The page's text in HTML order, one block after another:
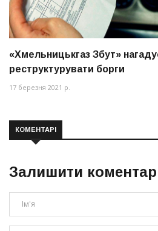
«Хмельницькгаз Збут»
реструктурувати борги
17 березня 2021 р.
КОМЕНТАРІ
Залишити коментар